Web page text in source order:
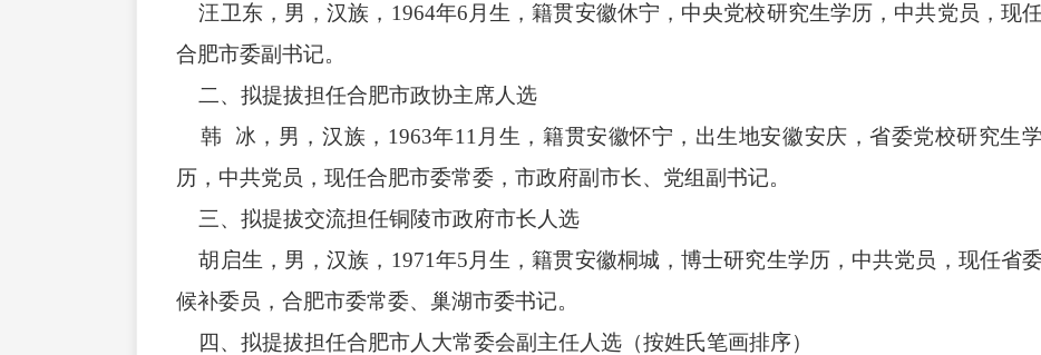
汪卫东，男，汉族，1964年6月生，籍贯安徽休宁，中央党校研究生学历，中共党员，现
合肥市委副书记。
二、拟提拔担任合肥市政协主席人选
韩 冰，男，汉族，1963年11月生，籍贯安徽怀宁，出生地安徽安庆，省委党校研究生学
历，中共党员，现任合肥市委常委，市政府副市长、党组副书记。
三、拟提拔交流担任铜陵市政府市长人选
胡启生，男，汉族，1971年5月生，籍贯安徽桐城，博士研究生学历，中共党员，现任省
候补委员，合肥市委常委、巢湖市委书记。
四、拟提拔担任合肥市人大常委会副主任人选（按姓氏笔画排序）